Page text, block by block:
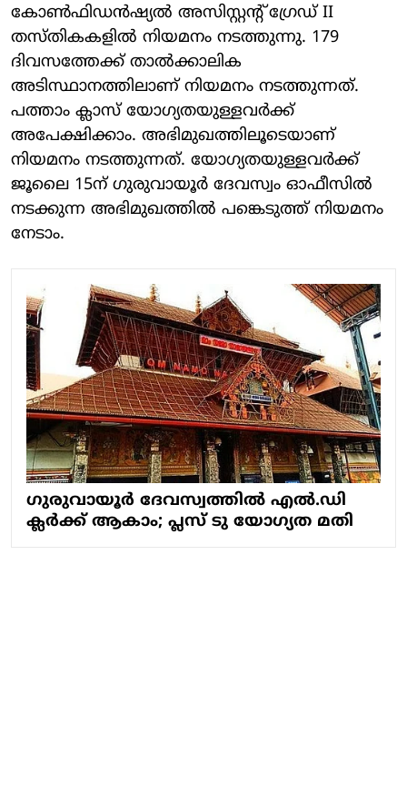
കോൺഫിഡൻഷ്യൽ അസിസ്റ്റന്റ് ഗ്രേഡ് II
തസ്തികകളിൽ നിയമനം നടത്തുന്നു. 179
ദിവസത്തേക്ക് താൽക്കാലിക
അടിസ്ഥാനത്തിലാണ് നിയമനം നടത്തുന്നത്.
പത്താം ക്ലാസ് യോഗ്യതയുള്ളവർക്ക്
അപേക്ഷിക്കാം. അഭിമുഖത്തിലൂടെയാണ്
നിയമനം നടത്തുന്നത്. യോഗ്യതയുള്ളവർക്ക്
ജൂലൈ 15ന് ഗുരുവായൂർ ദേവസ്വം ഓഫീസിൽ
നടക്കുന്ന അഭിമുഖത്തിൽ പങ്കെടുത്ത് നിയമനം
നേടാം.
ഗുരുവായൂർ ദേവസ്വത്തിൽ എൽ.ഡി
ക്ലർക്ക് ആകാം; പ്ലസ് ടു യോഗ്യത മതി